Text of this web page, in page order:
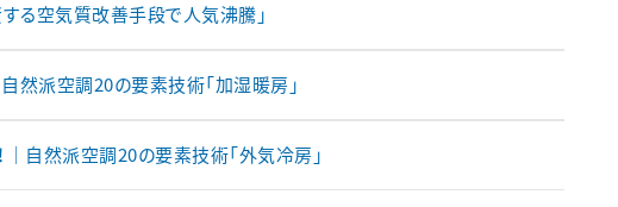
る空気質改善手段で人気沸騰」
然派空調20の要素技術「加湿暖房」
自然派空調20の要素技術「外気冷房」